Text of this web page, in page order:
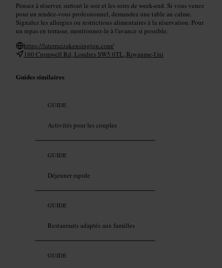
Pensez à réserver, surtout le soir et les soirs de week-end. Si vous venez
pour un rendez-vous professionnel, demandez une table au calme.
Signalez les allergies ou restrictions alimentaires à la réservation. Pour
un repas en terrasse, mentionnez-le à l'avance si possible.
https://laterrazzakensington.com/
160 Cromwell Rd, Londres SW5 0TL, Royaume-Uni
Guides similaires
GUIDE
Activités pour les couples
GUIDE
Déjeuner rapide
GUIDE
Restaurants adaptés aux familles
GUIDE